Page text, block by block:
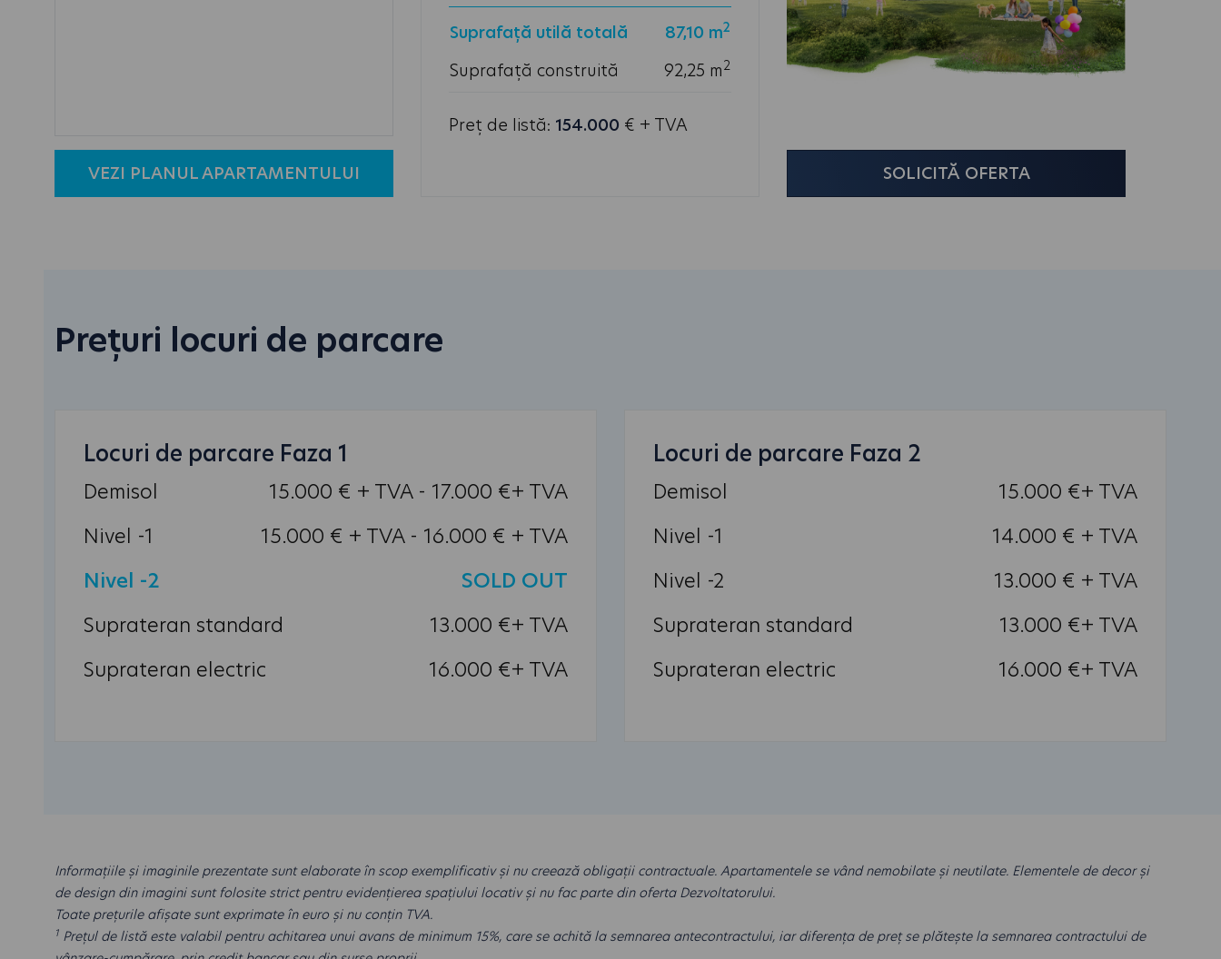
VEZI PLANUL APARTAMENTULUI
Suprafață utilă totală 87,10 m2
Suprafață construită 92,25 m2
Preț de listă: 154.000 € + TVA
SOLICITĂ OFERTA
Prețuri locuri de parcare
Locuri de parcare Faza 1
Demisol
15.000 € + TVA - 17.000 €+ TVA
Nivel -1
15.000 € + TVA - 16.000 € + TVA
Nivel -2
SOLD OUT
Suprateran standard
13.000 €+ TVA
Suprateran electric
16.000 €+ TVA
Locuri de parcare Faza 2
Demisol
15.000 €+ TVA
Nivel -1
14.000 € + TVA
Nivel -2
13.000 € + TVA
Suprateran standard
13.000 €+ TVA
Suprateran electric
16.000 €+ TVA
Informațiile și imaginile prezentate sunt elaborate în scop exemplificativ și nu creează obligații contractuale. Apartamentele se vând nemobilate și neutilate. Elementele de decor și
de design din imagini sunt folosite strict pentru evidențierea spațiului locativ și nu fac parte din oferta Dezvoltatorului.
Toate prețurile afișate sunt exprimate în euro și nu conțin TVA.
1 Prețul de listă este valabil pentru achitarea unui avans de minimum 15%, care se achită la semnarea antecontractului, iar diferența de preț se plătește la semnarea contractului de